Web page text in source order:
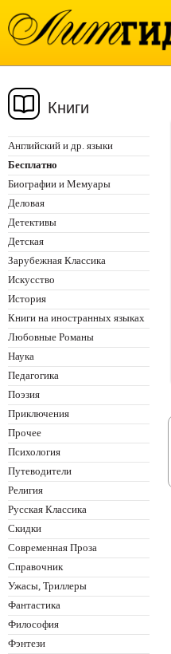
Книги
Английский и др. языки
Бесплатно
Биографии и Мемуары
Деловая
Детективы
Детская
Зарубежная Классика
Искусство
История
Книги на иностранных языках
Любовные Романы
Наука
Педагогика
Поэзия
Приключения
Прочее
Психология
Путеводители
Религия
Русская Классика
Скидки
Современная Проза
Справочник
Ужасы, Триллеры
Фантастика
Философия
Фэнтези